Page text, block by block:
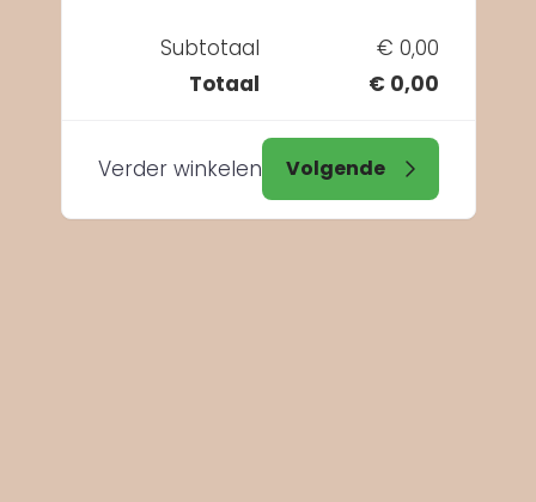
Subtotaal
€ 0,00
Totaal
€ 0,00
Verder winkelen Volgende